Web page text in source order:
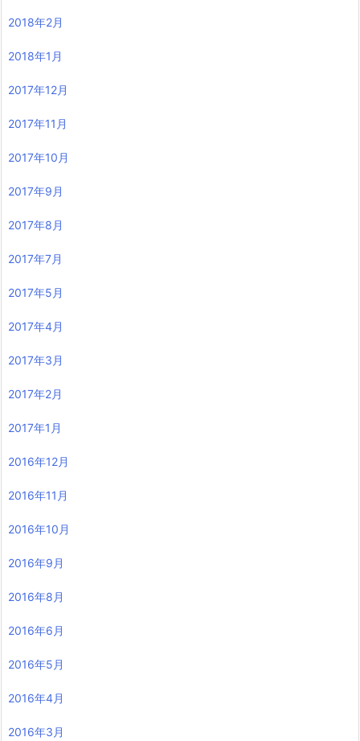
2018年2月
2018年1月
2017年12月
2017年11月
2017年10月
2017年9月
2017年8月
2017年7月
2017年5月
2017年4月
2017年3月
2017年2月
2017年1月
2016年12月
2016年11月
2016年10月
2016年9月
2016年8月
2016年6月
2016年5月
2016年4月
2016年3月